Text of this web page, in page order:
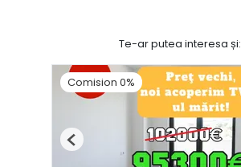
Te-ar putea interesa și:
Comision 0%
Previous